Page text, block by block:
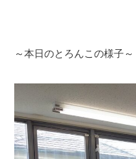
～本日のとろんこの様子～